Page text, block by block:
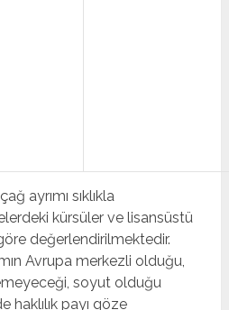
ayrımı sıklıkla
kürsüler ve lisansüstü
değerlendirilmektedir.
Avrupa merkezli olduğu,
soyut olduğu
haklılık payı göze